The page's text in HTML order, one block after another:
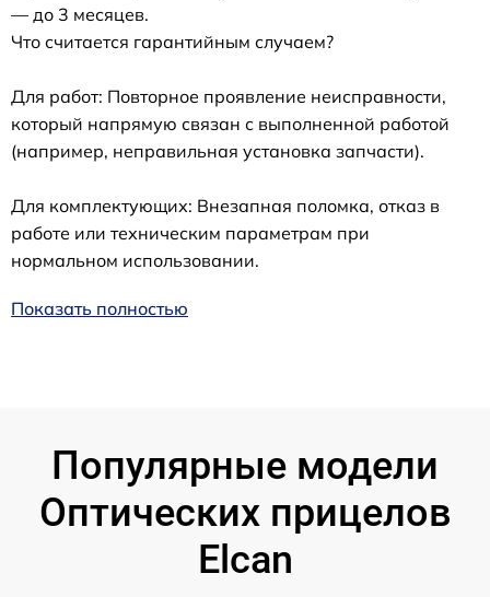
— до 3 месяцев.
Что считается гарантийным случаем?
Для работ: Повторное проявление неисправности,
который напрямую связан с выполненной работой
(например, неправильная установка запчасти).
Для комплектующих: Внезапная поломка, отказ в
работе или техническим параметрам при
нормальном использовании.
Показать полностью
Популярные модели
Оптических прицелов
Elcan